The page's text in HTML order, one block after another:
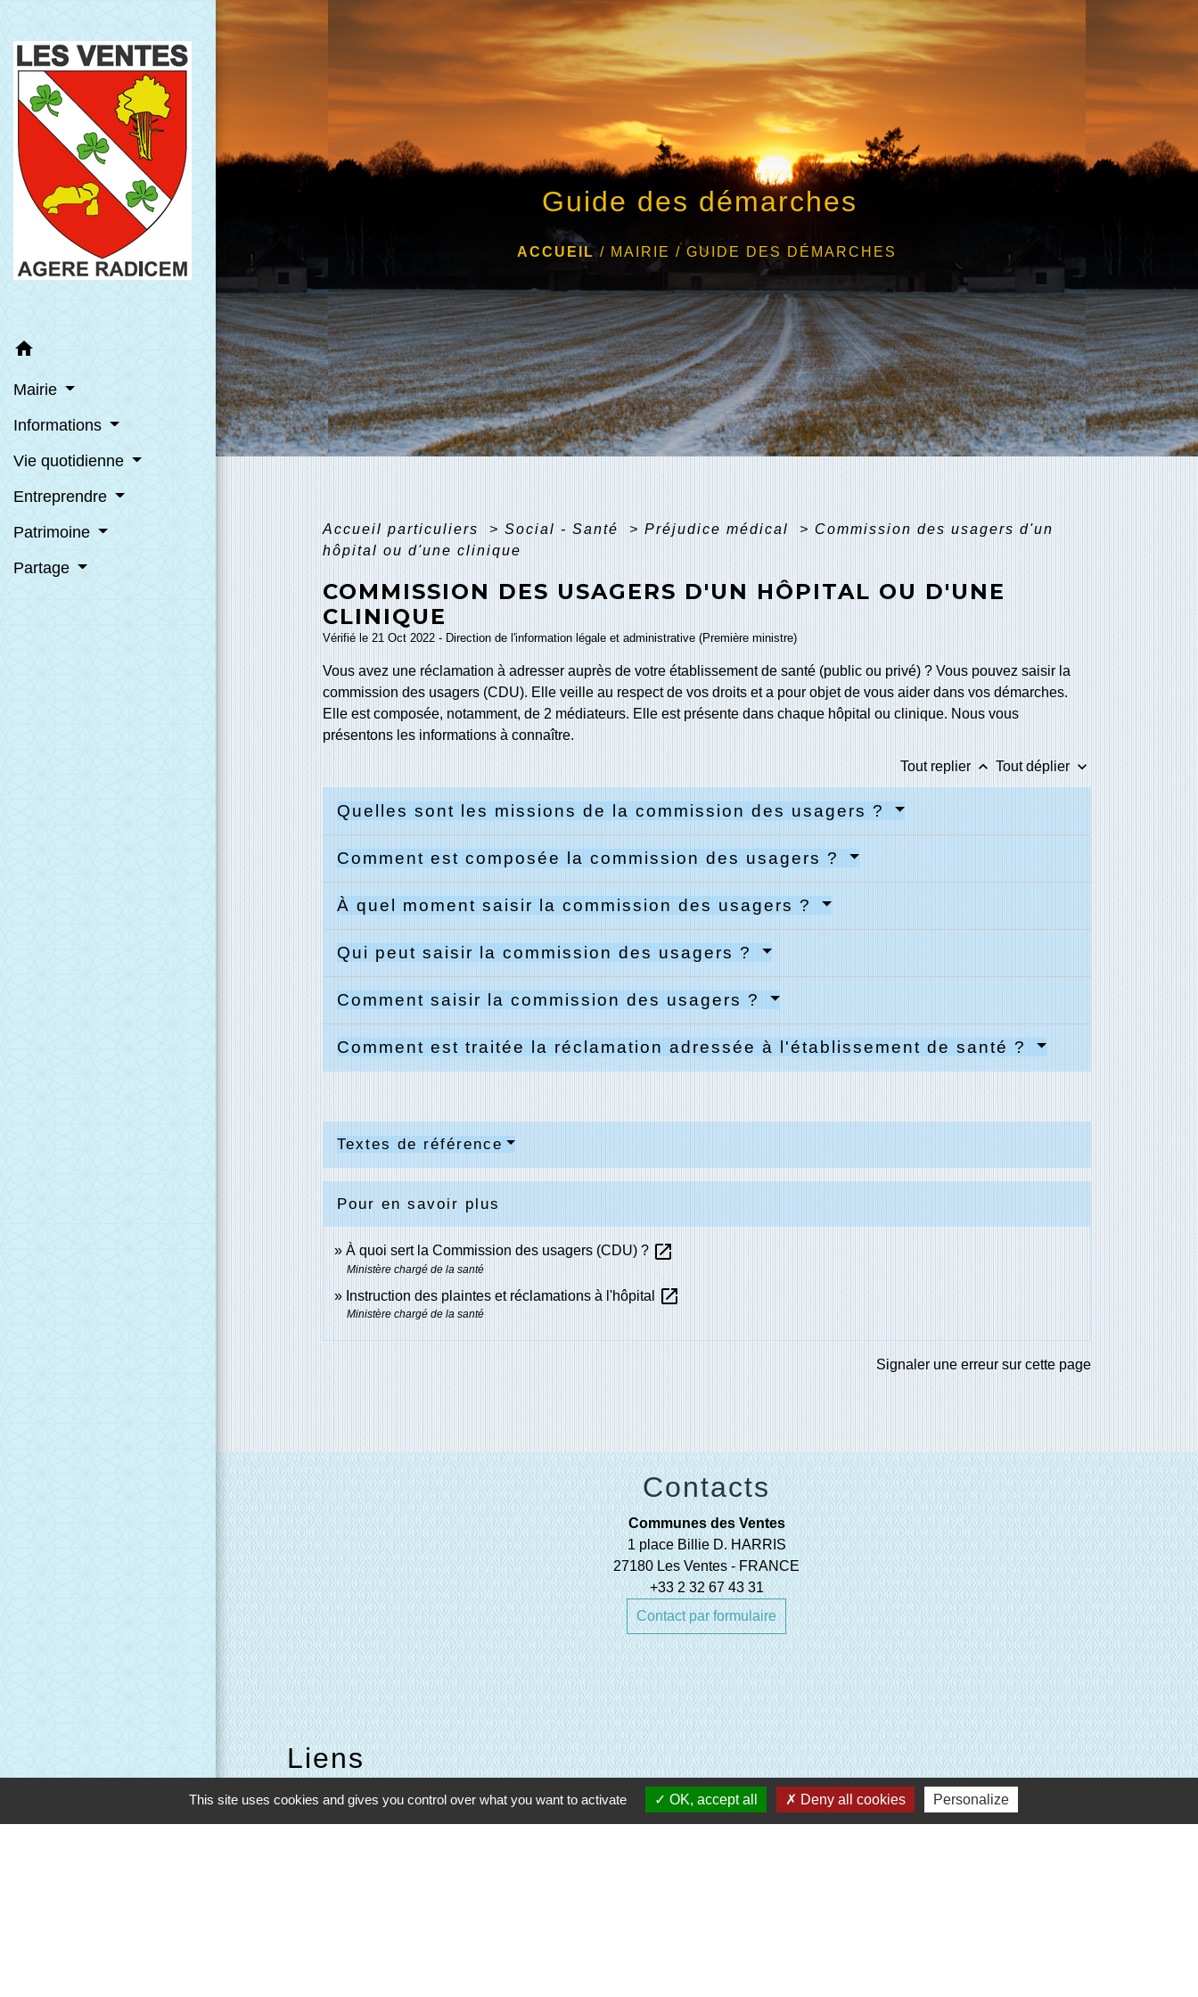
home
Mairie
Informations
Vie quotidienne
Entreprendre
Patrimoine
Partage
Guide des démarches
ACCUEIL/ MAIRIE / GUIDE DES DÉMARCHES
Accueil particuliers > Social - Santé > Préjudice médical > Commission des usagers d'un
hôpital ou d'une clinique
COMMISSION DES USAGERS D'UN HÔPITAL OU D'UNE
CLINIQUE
Vérifié le 21 Oct 2022 - Direction de l'information légale et administrative (Première ministre)
Vous avez une réclamation à adresser auprès de votre établissement de santé (public ou privé) ? Vous pouvez saisir la
commission des usagers (CDU). Elle veille au respect de vos droits et a pour objet de vous aider dans vos démarches.
Elle est composée, notamment, de 2 médiateurs. Elle est présente dans chaque hôpital ou clinique. Nous vous
présentons les informations à connaître.
Tout replier keyboard_arrow_up Tout déplier keyboard_arrow_down
Quelles sont les missions de la commission des usagers ?
Comment est composée la commission des usagers ?
À quel moment saisir la commission des usagers ?
Qui peut saisir la commission des usagers ?
Comment saisir la commission des usagers ?
Comment est traitée la réclamation adressée à l'établissement de santé ?
Textes de référence
Pour en savoir plus
À quoi sert la Commission des usagers (CDU) ? open_in_new
Ministère chargé de la santé
Instruction des plaintes et réclamations à l'hôpital open_in_new
Ministère chargé de la santé
Signaler une erreur sur cette page
Contacts
Communes des Ventes
1 place Billie D. HARRIS
27180 Les Ventes - FRANCE
+33 2 32 67 43 31
Contact par formulaire
Liens
Evreux Portes de Normandie (EPN)
This site uses cookies and gives you control over what you want to activate OK, accept all Deny all cookies Personalize